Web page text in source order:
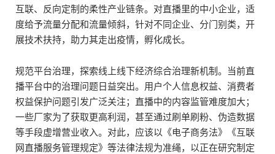
互联、反向定制的柔性产业链条。对直播里的中小企业，适
度给予流量分配和流量倾斜，针对不同企业、分门别类，开
展技术扶持，助力其走出疫情，孵化成长。
规范平台治理，探索线上线下经济综合治理新机制。当前直
播平台中的治理问题日益突出。用户个人信息权益、消费者
权益保护问题引发广泛关注；直播中的内容监管难度加大；
一些厂家为了获取更高利润，甚至通过刷单刷粉、伪造数据
等手段虚增营业收入。对此，应该以《电子商务法》《互联
网直播服务管理规定》等法律法规为准绳，以正在研究制定